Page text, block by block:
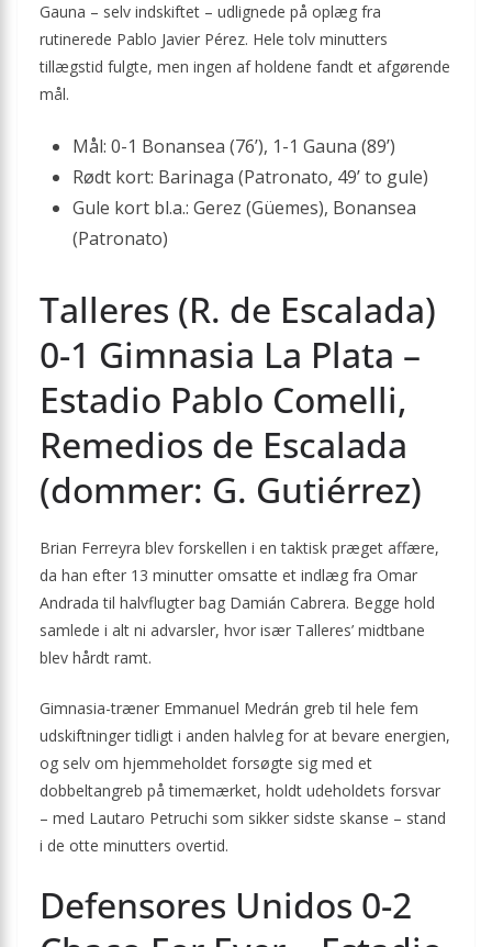
Gauna – selv indskiftet – udlignede på oplæg fra
rutinerede Pablo Javier Pérez. Hele tolv minutters
tillægstid fulgte, men ingen af holdene fandt et afgørende
mål.
Mål: 0-1 Bonansea (76’), 1-1 Gauna (89’)
Rødt kort: Barinaga (Patronato, 49’ to gule)
Gule kort bl.a.: Gerez (Güemes), Bonansea
(Patronato)
Talleres (R. de Escalada)
0-1 Gimnasia La Plata –
Estadio Pablo Comelli,
Remedios de Escalada
(dommer: G. Gutiérrez)
Brian Ferreyra blev forskellen i en taktisk præget affære,
da han efter 13 minutter omsatte et indlæg fra Omar
Andrada til halvflugter bag Damián Cabrera. Begge hold
samlede i alt ni advarsler, hvor især Talleres’ midtbane
blev hårdt ramt.
Gimnasia-træner Emmanuel Medrán greb til hele fem
udskiftninger tidligt i anden halvleg for at bevare energien,
og selv om hjemmeholdet forsøgte sig med et
dobbeltangreb på timemærket, holdt udeholdets forsvar
– med Lautaro Petruchi som sikker sidste skanse – stand
i de otte minutters overtid.
Defensores Unidos 0-2